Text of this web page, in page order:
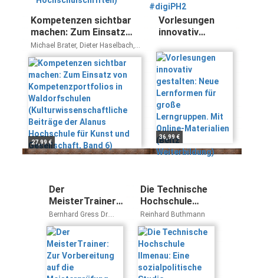
Kompetenzen sichtbar
machen: Zum Einsatz
von
Kompetenzportfolios in
Waldorfschulen
(Kulturwissenschaftliche
Beiträge der Alanus
Hochschule für Kunst
und Gesellschaft, Band
6)
Michael Brater, Dieter Haselbach,
Antonia Stefer
27,99 €
Vorlesungen
innovativ
Lernformen für
große
Lerngruppen.
Mit Online-
Materialien
(Beltz
Weiterbildung)
36,99 €
Der
MeisterTrainer:
Zur
Vorbereitung
auf die
Meisterprüfung
Teil III und IV -
2018
Bernhard Gress Dr.
Lothar Semper
Die Technische
Hochschule
Ilmenau: Eine
sozialpolitische
Studie
Reinhard Buthmann